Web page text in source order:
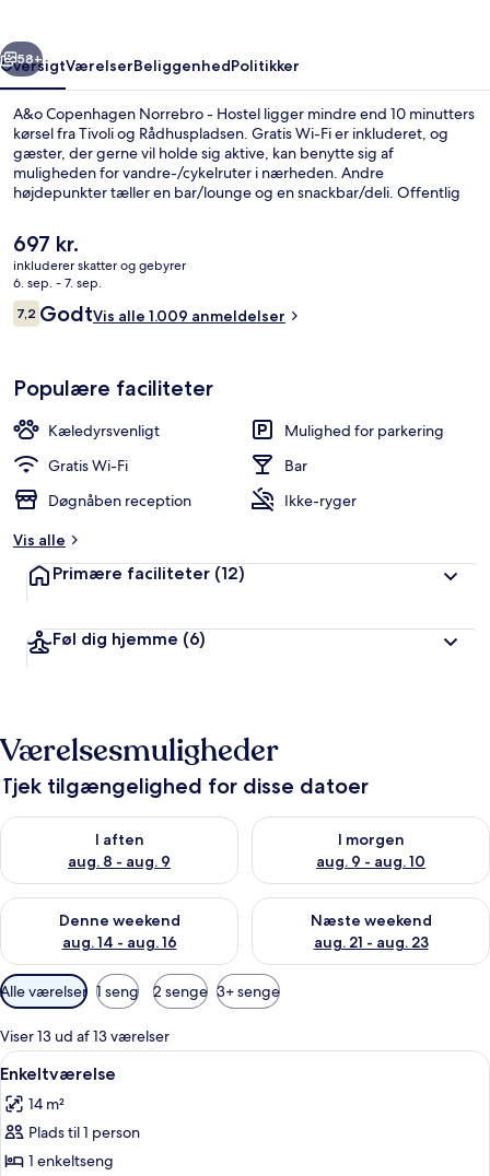
Næste
58+
OversigtVærelserBeliggenhedPolitikker
A&o Copenhagen Norrebro - Hostel ligger mindre end 10 minutters
kørsel fra Tivoli og Rådhuspladsen. Gratis Wi-Fi er inkluderet, og
gæster, der gerne vil holde sig aktive, kan benytte sig af
muligheden for vandre-/cykelruter i nærheden. Andre
højdepunkter tæller en bar/lounge og en snackbar/deli. Offentlig
minutter væk og Skjolds Plads Metrostation ligger 5 minutter derfra.
Den
nuværende
pris
er
697 kr.
697 kr.
inkluderer skatter og gebyrer
6. sep. - 7. sep.
Anmeldelser
7,27,2 ud af 10.
GodtVis alle 1.009 anmeldelser
Populære faciliteter
Kæledyrsvenligt
Mulighed for parkering
Gratis Wi-Fi
Bar
Døgnåben reception
Ikke-ryger
Vis alle
Primære faciliteter (12)
Føl dig hjemme (6)
Værelsesmuligheder
Tjek tilgængelighed for disse datoer
I aften
aug. 8 - aug. 9
Tjek tilgængelighed for i aften aug. 8 - aug. 9
I morgen
aug. 9 - aug. 10
Tjek tilgængelighed for i
Denne weekend
aug. 14 - aug. 16
Tjek tilgængelighed for denne weekend aug. 14 - aug. 16
Næste weekend
aug. 21 - aug. 23
Tjek tilgængelighed for næste
Tilgængelige
filtre
for
værelser
Alle værelser 1 seng 2 senge 3+ senge
Viser 13 ud af 13 værelser
Indlæs
alle
billeder
af
Enkeltværelse
Et moderne hotelværelse med seng,
5
Enkeltværelse
14 m²
Plads til 1 person
1 enkeltseng